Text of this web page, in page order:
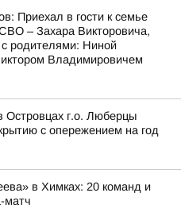
Приехал в гости к семье
– Захара Викторовича,
родителями: Ниной
Владимировичем
Островцах г.о. Люберцы
с опережением на год
в Химках: 20 команд и
матч